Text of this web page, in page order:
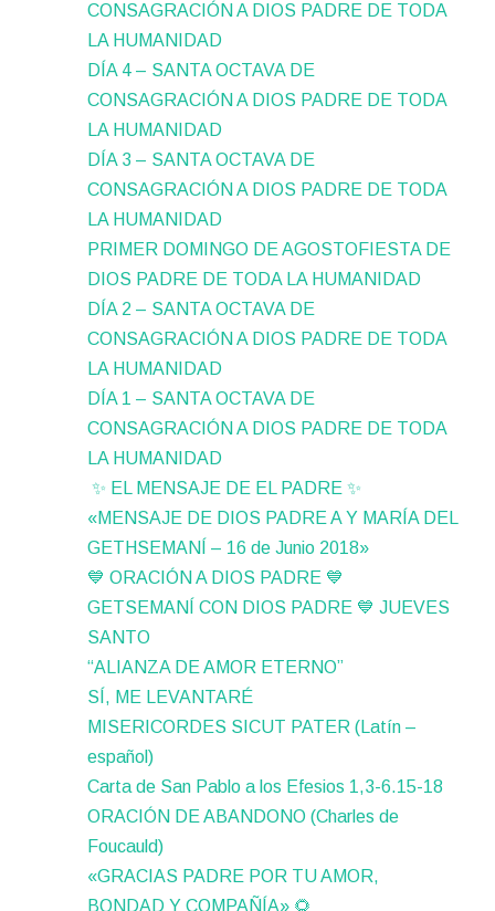
CONSAGRACIÓN A DIOS PADRE DE TODA
LA HUMANIDAD
DÍA 4 – SANTA OCTAVA DE
CONSAGRACIÓN A DIOS PADRE DE TODA
LA HUMANIDAD
DÍA 3 – SANTA OCTAVA DE
CONSAGRACIÓN A DIOS PADRE DE TODA
LA HUMANIDAD
PRIMER DOMINGO DE AGOSTOFIESTA DE
DIOS PADRE DE TODA LA HUMANIDAD
DÍA 2 – SANTA OCTAVA DE
CONSAGRACIÓN A DIOS PADRE DE TODA
LA HUMANIDAD
DÍA 1 – SANTA OCTAVA DE
CONSAGRACIÓN A DIOS PADRE DE TODA
LA HUMANIDAD
✨ EL MENSAJE DE EL PADRE ✨
«MENSAJE DE DIOS PADRE A Y MARÍA DEL
GETHSEMANÍ – 16 de Junio 2018»
💙 ORACIÓN A DIOS PADRE 💙
GETSEMANÍ CON DIOS PADRE 💙 JUEVES
SANTO
“ALIANZA DE AMOR ETERNO”
SÍ, ME LEVANTARÉ
MISERICORDES SICUT PATER (Latín –
español)
Carta de San Pablo a los Efesios 1,3-6.15-18
ORACIÓN DE ABANDONO (Charles de
Foucauld)
«GRACIAS PADRE POR TU AMOR,
BONDAD Y COMPAÑÍA» 🌻